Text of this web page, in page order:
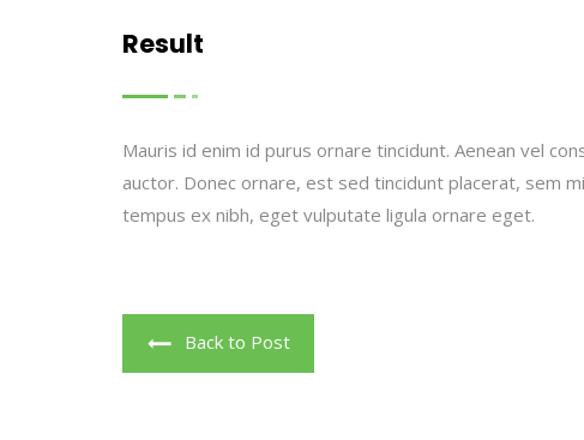
Result
Mauris id enim id purus ornare tincidunt. Aenean vel
auctor. Donec ornare, est sed tincidunt placerat, sem
tempus ex nibh, eget vulputate ligula ornare eget.
Back to Post